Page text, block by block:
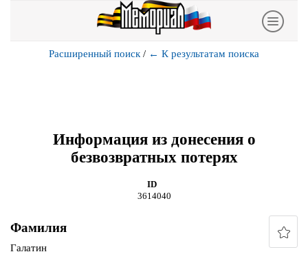
Расширенный поиск / ← К результатам поиска
Информация из донесения о
безвозвратных потерях
ID
3614040
Фамилия
Галатин